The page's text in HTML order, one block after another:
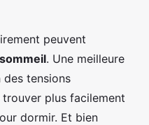
peuvent
. Une meilleure
des tensions
plus facilement
dormir. Et bien